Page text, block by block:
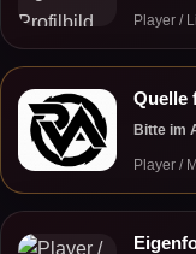
Player /
Quelle
Bitte im
Player /